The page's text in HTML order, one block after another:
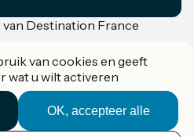
van Destination France
van cookies en geeft
wat u wilt activeren
OK, accepteer alle